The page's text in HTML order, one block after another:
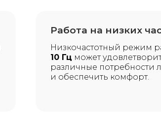
Работа на низких
Низкочастотный режим
10 Гц может
различные потребности
и обеспечить комфорт.